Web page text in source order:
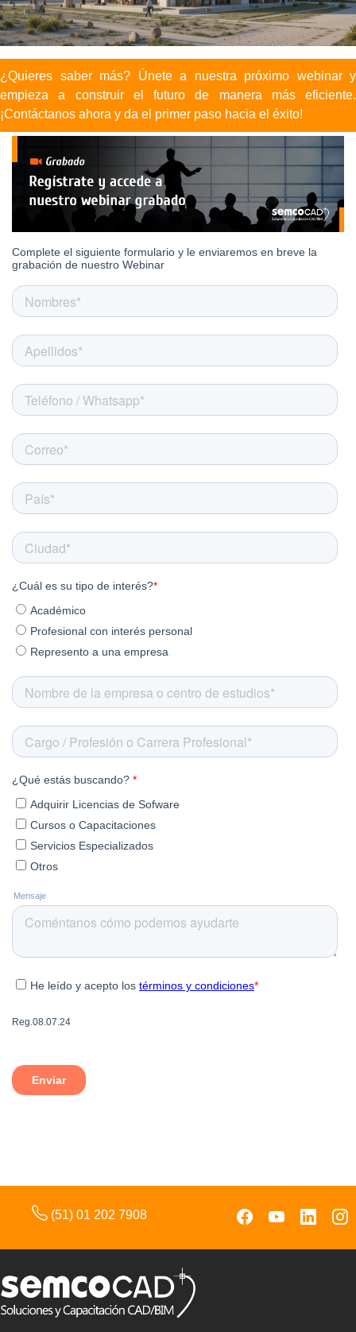
¿Quieres saber más? Únete a nuestra próximo webinar y
empieza a construir el futuro de manera más eficiente.
¡Contáctanos ahora y da el primer paso hacia el éxito!
(51) 01 202 7908